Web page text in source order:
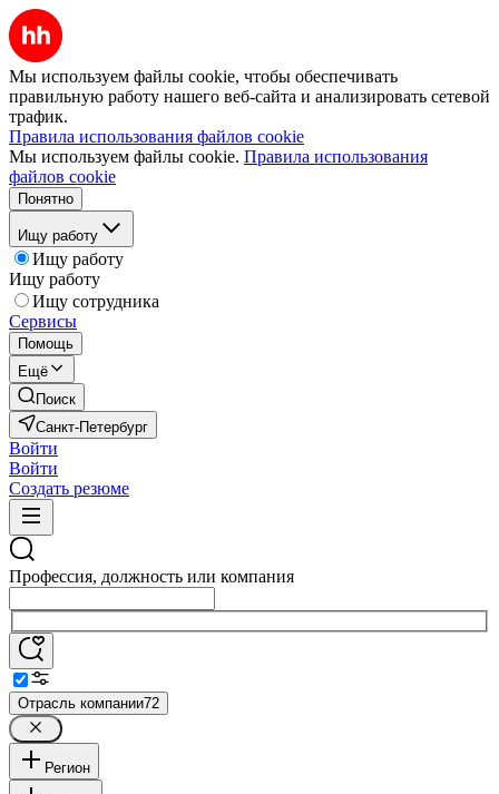
Мы используем файлы cookie, чтобы обеспечивать
правильную работу нашего веб-сайта и анализировать сетевой
трафик.
Правила использования файлов cookie
Мы используем файлы cookie. Правила использования
файлов cookie
Понятно
Ищу работу
Ищу работу
Ищу работу
Ищу сотрудника
Сервисы
Помощь
Ещё
Поиск
Санкт-Петербург
Войти
Войти
Создать резюме
Профессия, должность или компания
Отрасль компании72
Регион